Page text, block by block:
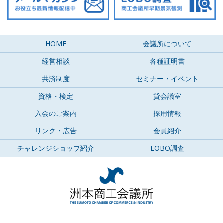
HOME
会議所について
経営相談
各種証明書
共済制度
セミナー・イベント
資格・検定
貸会議室
入会のご案内
採用情報
リンク・広告
会員紹介
チャレンジショップ紹介
LOBO調査